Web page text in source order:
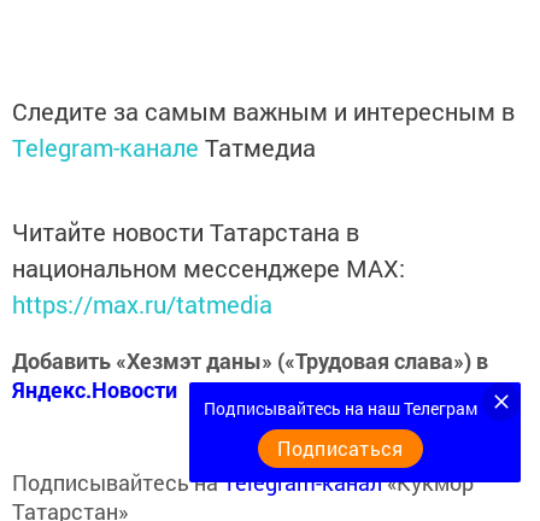
Следите за самым важным и интересным в
Telegram-канале Татмедиа
Читайте новости Татарстана в
национальном мессенджере MАХ:
https://max.ru/tatmedia
Добавить «Хезмэт даны» («Трудовая слава») в
Яндекс.Новости
Подписывайтесь наTelegram-канал«Кукмор
Татарстан»
Подписывайтесь на наш Телеграм
Подписаться